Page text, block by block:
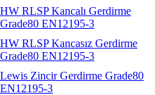
HW RLSP Kancalı Gerdirme
Grade80 EN12195-3
HW RLSP Kancasız Gerdirme
Grade80 EN12195-3
Lewis Zincir Gerdirme Grade80
EN12195-3